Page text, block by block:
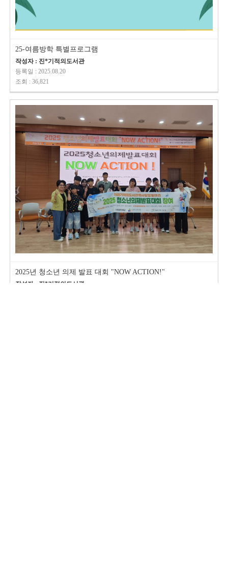
25-여름방학 특별프로그램
작성자 : 진*기적의도서관
등록일 : 2025.08.20
조회 : 36,821
2025년 청소년 의제 발표 대회 "NOW ACTION!"
작성자 : 진*기적의도서관